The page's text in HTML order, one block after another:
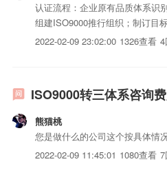
认证流程：企业原有品质体系识
组建ISO9000推行组织；制订目
必要的管理意识和品质意识训练
2022-02-09 23:02:00 1326查看
ISO9000转三体系咨询
熊猫桃
您是做什么的公司这个按具体情
2022-02-09 11:45:01 1080查看